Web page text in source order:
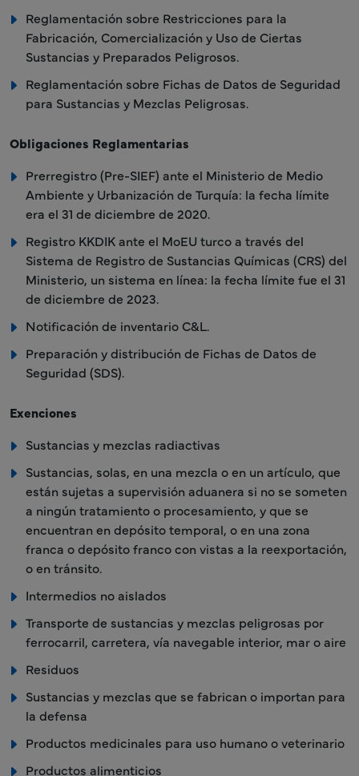
Reglamentación sobre Restricciones para la
Fabricación, Comercialización y Uso de Ciertas
Sustancias y Preparados Peligrosos.
Reglamentación sobre Fichas de Datos de Seguridad
para Sustancias y Mezclas Peligrosas.
Obligaciones Reglamentarias
Prerregistro (Pre-SIEF) ante el Ministerio de Medio
Ambiente y Urbanización de Turquía: la fecha límite
era el 31 de diciembre de 2020.
Registro KKDIK ante el MoEU turco a través del
Sistema de Registro de Sustancias Químicas (CRS) del
Ministerio, un sistema en línea: la fecha límite fue el 31
de diciembre de 2023.
Notificación de inventario C&L.
Preparación y distribución de Fichas de Datos de
Seguridad (SDS).
Exenciones
Sustancias y mezclas radiactivas
Sustancias, solas, en una mezcla o en un artículo, que
están sujetas a supervisión aduanera si no se someten
a ningún tratamiento o procesamiento, y que se
encuentran en depósito temporal, o en una zona
franca o depósito franco con vistas a la reexportación,
o en tránsito.
Intermedios no aislados
Transporte de sustancias y mezclas peligrosas por
ferrocarril, carretera, vía navegable interior, mar o aire
Residuos
Sustancias y mezclas que se fabrican o importan para
la defensa
Productos medicinales para uso humano o veterinario
Productos alimenticios